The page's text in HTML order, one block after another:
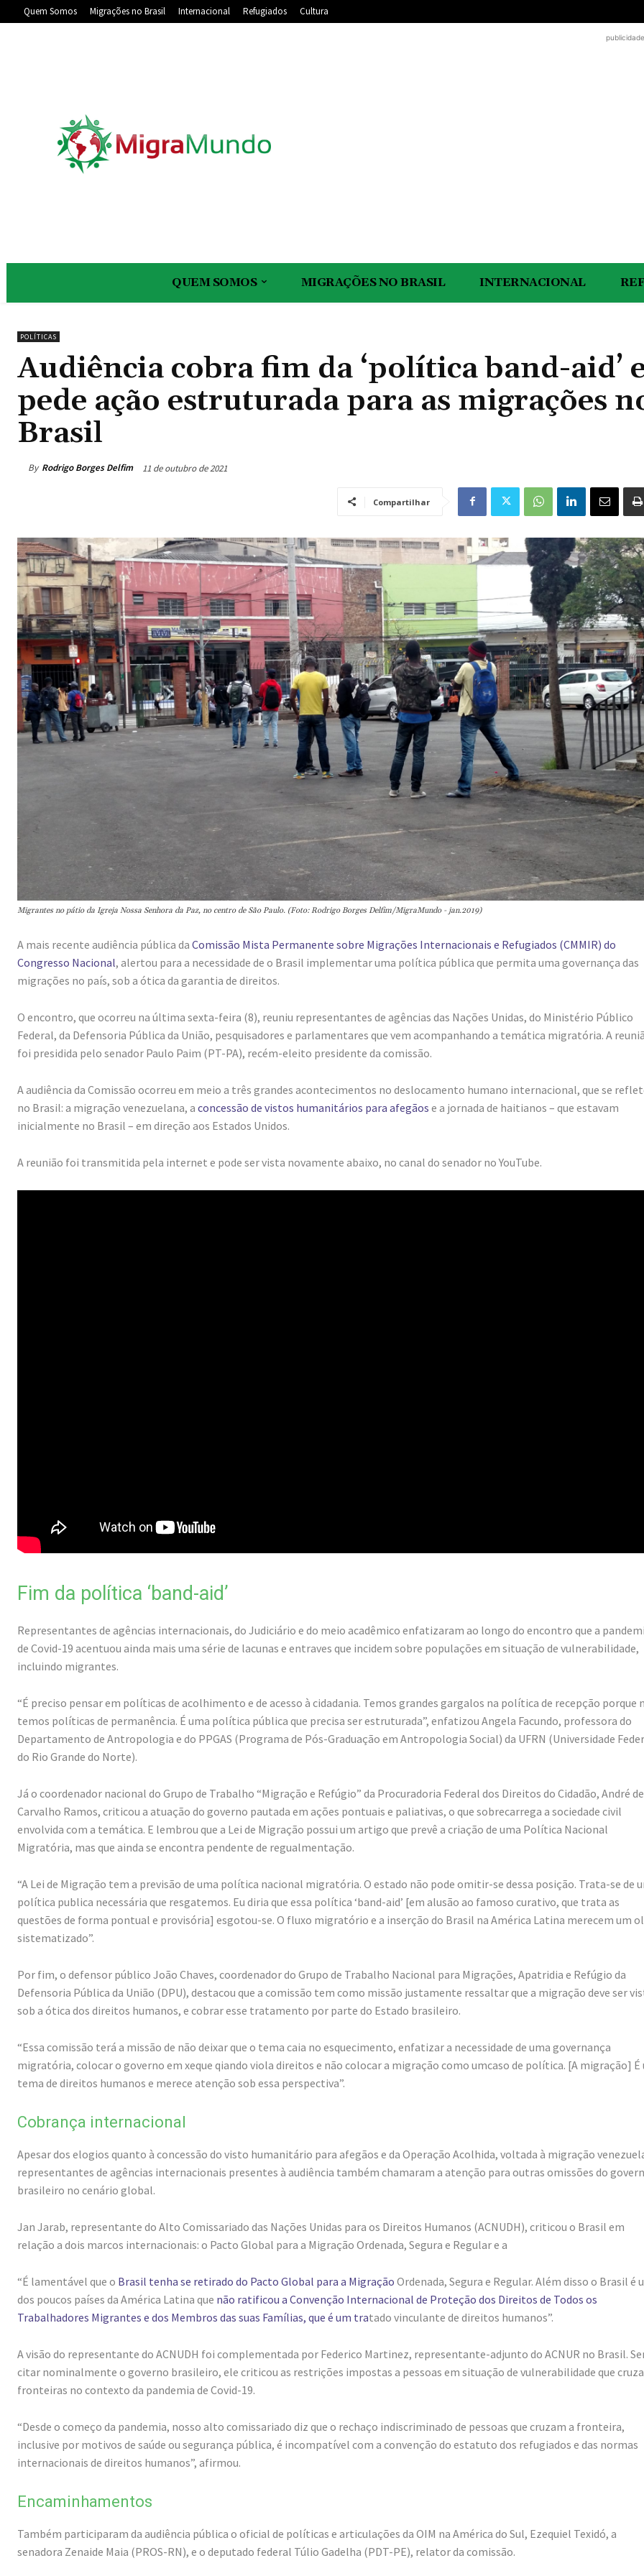
Quem Somos Migrações no Brasil Internacional Refugiados Cultura
publicidade
QUEM SOMOS MIGRAÇÕES NO BRASIL INTERNACIONAL
POLÍTICAS
Audiência cobra fim da ‘política band-aid’
pede ação estruturada para as migrações
Brasil
By Rodrigo Borges Delfim 11 de outubro de 2021
Compartilhar
Migrantes no pátio da Igreja Nossa Senhora da Paz, no centro de São Paulo. (Foto: Rodrigo Borges Delfim/MigraMundo - jan.2019)
A mais recente audiência pública da Comissão Mista Permanente sobre Migrações Internacionais e Refugiados (CMMIR) do
Congresso Nacional, alertou para a necessidade de o Brasil implementar uma política pública que permita uma governança das
migrações no país, sob a ótica da garantia de direitos.
O encontro, que ocorreu na última sexta-feira (8), reuniu representantes de agências das Nações Unidas, do Ministério Público
Federal, da Defensoria Pública da União, pesquisadores e parlamentares que vem acompanhando a temática migratória. A
foi presidida pelo senador Paulo Paim (PT-PA), recém-eleito presidente da comissão.
A audiência da Comissão ocorreu em meio a três grandes acontecimentos no deslocamento humano internacional, que se
no Brasil: a migração venezuelana, a concessão de vistos humanitários para afegãos e a jornada de haitianos – que estavam
inicialmente no Brasil – em direção aos Estados Unidos.
A reunião foi transmitida pela internet e pode ser vista novamente abaixo, no canal do senador no YouTube.
Fim da política ‘band-aid’
Representantes de agências internacionais, do Judiciário e do meio acadêmico enfatizaram ao longo do encontro que a
de Covid-19 acentuou ainda mais uma série de lacunas e entraves que incidem sobre populações em situação de vulnerabilidade,
incluindo migrantes.
“É preciso pensar em políticas de acolhimento e de acesso à cidadania. Temos grandes gargalos na política de recepção porque
temos políticas de permanência. É uma política pública que precisa ser estruturada”, enfatizou Angela Facundo, professora do
Departamento de Antropologia e do PPGAS (Programa de Pós-Graduação em Antropologia Social) da UFRN (Universidade
do Rio Grande do Norte).
Já o coordenador nacional do Grupo de Trabalho “Migração e Refúgio” da Procuradoria Federal dos Direitos do Cidadão, André de
Carvalho Ramos, criticou a atuação do governo pautada em ações pontuais e paliativas, o que sobrecarrega a sociedade civil
envolvida com a temática. E lembrou que a Lei de Migração possui um artigo que prevê a criação de uma Política Nacional
Migratória, mas que ainda se encontra pendente de regualmentação.
“A Lei de Migração tem a previsão de uma política nacional migratória. O estado não pode omitir-se dessa posição. Trata-se de
política publica necessária que resgatemos. Eu diria que essa política ‘band-aid’ [em alusão ao famoso curativo, que trata as
questões de forma pontual e provisória] esgotou-se. O fluxo migratório e a inserção do Brasil na América Latina merecem um
sistematizado”.
Por fim, o defensor público João Chaves, coordenador do Grupo de Trabalho Nacional para Migrações, Apatridia e Refúgio da
Defensoria Pública da União (DPU), destacou que a comissão tem como missão justamente ressaltar que a migração deve ser
sob a ótica dos direitos humanos, e cobrar esse tratamento por parte do Estado brasileiro.
“Essa comissão terá a missão de não deixar que o tema caia no esquecimento, enfatizar a necessidade de uma governança
migratória, colocar o governo em xeque qiando viola direitos e não colocar a migração como umcaso de política. [A migração] É
tema de direitos humanos e merece atenção sob essa perspectiva”.
Cobrança internacional
Apesar dos elogios quanto à concessão do visto humanitário para afegãos e da Operação Acolhida, voltada à migração
representantes de agências internacionais presentes à audiência também chamaram a atenção para outras omissões do
brasileiro no cenário global.
Jan Jarab, representante do Alto Comissariado das Nações Unidas para os Direitos Humanos (ACNUDH), criticou o Brasil em
relação a dois marcos internacionais: o Pacto Global para a Migração Ordenada, Segura e Regular e a
“É lamentável que o Brasil tenha se retirado do Pacto Global para a Migração Ordenada, Segura e Regular. Além disso o Brasil é
dos poucos países da América Latina que não ratificou a Convenção Internacional de Proteção dos Direitos de Todos os
Trabalhadores Migrantes e dos Membros das suas Famílias, que é um tratado vinculante de direitos humanos”.
A visão do representante do ACNUDH foi complementada por Federico Martinez, representante-adjunto do ACNUR no Brasil.
citar nominalmente o governo brasileiro, ele criticou as restrições impostas a pessoas em situação de vulnerabilidade que
fronteiras no contexto da pandemia de Covid-19.
“Desde o começo da pandemia, nosso alto comissariado diz que o rechaço indiscriminado de pessoas que cruzam a fronteira,
inclusive por motivos de saúde ou segurança pública, é incompatível com a convenção do estatuto dos refugiados e das normas
internacionais de direitos humanos”, afirmou.
Encaminhamentos
Também participaram da audiência pública o oficial de políticas e articulações da OIM na América do Sul, Ezequiel Texidó, a
senadora Zenaide Maia (PROS-RN), e o deputado federal Túlio Gadelha (PDT-PE), relator da comissão.